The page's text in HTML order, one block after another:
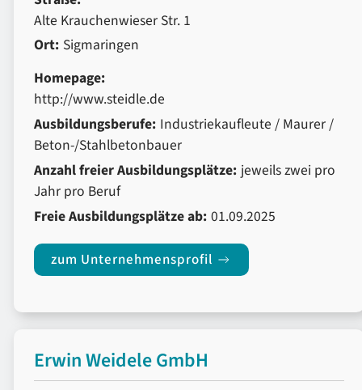
Alte Krauchenwieser Str. 1
Ort: Sigmaringen
Homepage:
http://www.steidle.de
Ausbildungsberufe: Industriekaufleute / Maurer /
Beton-/Stahlbetonbauer
Anzahl freier Ausbildungsplätze: jeweils zwei pro
Jahr pro Beruf
Freie Ausbildungsplätze ab: 01.09.2025
zum Unternehmensprofil
Erwin Weidele GmbH